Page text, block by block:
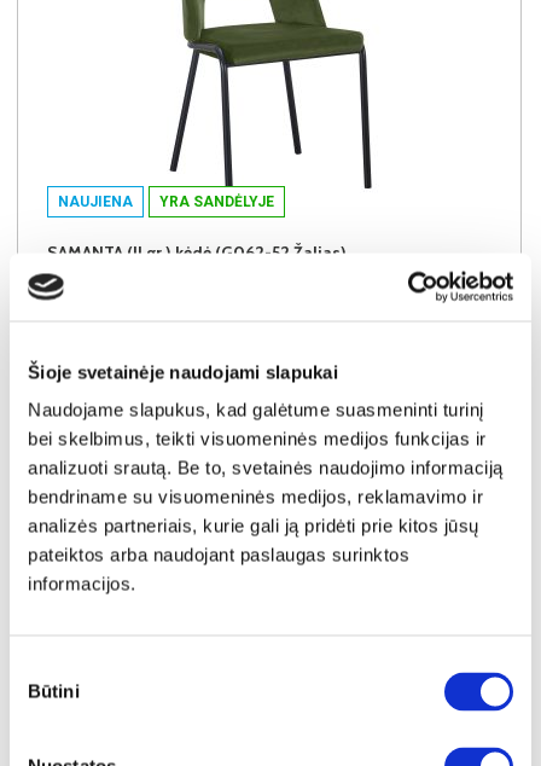
Šioje svetainėje naudojami slapukai
Naudojame slapukus, kad galėtume suasmeninti turinį
bei skelbimus, teikti visuomeninės medijos funkcijas ir
analizuoti srautą. Be to, svetainės naudojimo informaciją
bendriname su visuomeninės medijos, reklamavimo ir
analizės partneriais, kurie gali ją pridėti prie kitos jūsų
pateiktos arba naudojant paslaugas surinktos
informacijos.
pasirinkimas
Būtini
NAUJIENA YRA SANDĖLYJE
SAMANTA (II gr.) kėdė (G062-52 Žalias)
Išmatavimai:
44€
Kaina perkant po 4 vnt
39€
Į krepšelį